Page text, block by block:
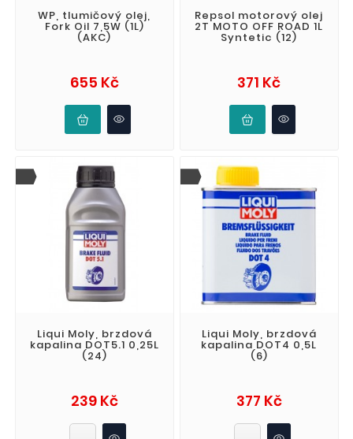
WP, tlumičový olej,
Fork Oil 7,5W (1L)
(AKC)
655 KčCena
Repsol motorový olej
2T MOTO OFF ROAD 1L
Syntetic (12)
371 KčCena
Liqui Moly, brzdová
kapalina DOT5.1 0,25L
(24)
239 KčCena
Liqui Moly, brzdová
kapalina DOT4 0,5L
(6)
377 KčCena